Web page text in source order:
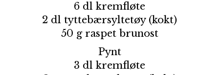
6 dl kremfløte
2 dl tyttebærsyltetøy (kokt)
50 g raspet brunost
Pynt
3 dl kremfløte